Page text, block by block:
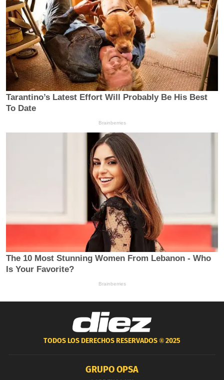
TODOS LOS DERECHOS RESERVADOS ®2025
GRUPO OPSA